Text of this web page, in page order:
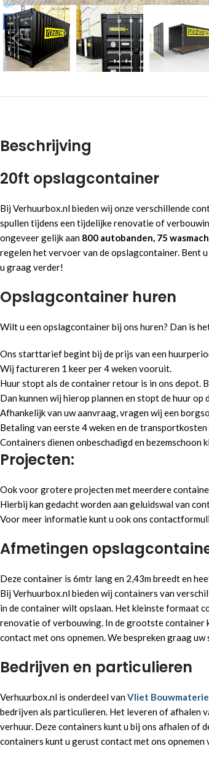
Beschrijving
20ft opslagcontainer
Bij Verhuurbox.nl bieden wij onze verschillende
spullen tijdens een tijdelijke renovatie of
ongeveer gelijk aan 800 autobanden, 75
regelen het vervoer van de opslagcontainer. Bent
u graag verder!
Opslagcontainer huren
Wilt u een opslagcontainer bij ons huren? Dan is
Ons starttarief begint bij de prijs van een
Wij factureren 1 keer per 4 weken vooruit.
Huur stopt als de container retour is in ons depot.
Dan kunnen wij hierop plannen en stopt de huur op
Afhankelijk van uw aanvraag, vragen wij een
Betaling van eerste 4 weken en de
Containers dienen onbeschadigd en
Projecten:
Ook voor grotere projecten met meerdere
Hierbij kan gedacht worden aan geluidswal van
Voor meer informatie kunt u ook ons
Afmetingen
Deze container is 6mtr lang en 2,43m breedt en
Bij Verhuurbox.nl bieden wij containers van
in de container wilt opslaan. Het kleinste formaat
renovatie of verbouwing. In de grootste container
contact met ons opnemen. We bespreken graag
Bedrijven en particulieren
Verhuurbox.nl is onderdeel vanVliet
bedrijven als particulieren. Het leveren of afhalen
verhuur. Deze containers kunt u bij ons afhalen of
containers kunt u gerust contact met ons